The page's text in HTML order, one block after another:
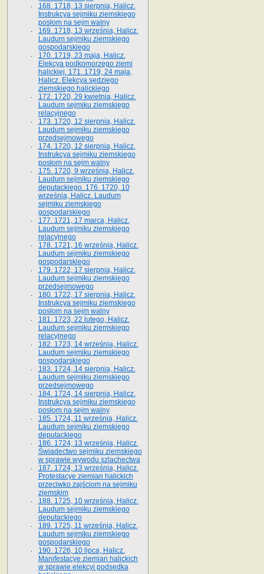
168. 1718, 13 sierpnia, Halicz.
Instrukcya sejmiku ziemskiego
posłom na sejm walny
169. 1718, 13 września, Halicz.
Laudum sejmiku ziemskiego
gospodarskiego
170. 1719, 23 maja, Halicz.
Elekcya podkomorzego ziemi
halickiej. 171. 1719, 24 maja,
Halicz. Elekcya sędziego
ziemskiego halickiego
172. 1720, 29 kwietnia, Halicz.
Laudum sejmiku ziemskiego
relacyjnego
173. 1720, 12 sierpnia, Halicz.
Laudum sejmiku ziemskiego
przedsejmowego
174. 1720, 12 sierpnia, Halicz.
Instrukcya sejmiku ziemskiego
posłom na sejm walny
175. 1720, 9 września, Halicz.
Laudum sejmiku ziemskiego
deputackiego. 176. 1720, 10
września, Halicz. Laudum
sejmiku ziemskiego
gospodarskiego
177. 1721, 17 marca, Halicz.
Laudum sejmiku ziemskiego
relacyjnego
178. 1721, 16 września, Halicz.
Laudum sejmiku ziemskiego
gospodarskiego
179. 1722, 17 sierpnia, Halicz.
Laudum sejmiku ziemskiego
przedsejmowego
180. 1722, 17 sierpnia, Halicz.
Instrukcya sejmiku ziemskiego
posłom na sejm walny
181. 1723, 22 lutego, Halicz.
Laudum sejmiku ziemskiego
relacyjnego
182. 1723, 14 września, Halicz.
Laudum sejmiku ziemskiego
gospodarskiego
183. 1724, 14 sierpnia, Halicz.
Laudum sejmiku ziemskiego
przedsejmowego
184. 1724, 14 sierpnia, Halicz.
Instrukcya sejmiku ziemskiego
posłom na sejm walny
185. 1724, 11 września, Halicz.
Laudum sejmiku ziemskiego
deputackiego
186. 1724, 13 września, Halicz.
Świadectwo sejmiku ziemskiego
w sprawie wywodu szlachectwa
187. 1724, 13 września, Halicz.
Protestacye ziemian halickich
przeciwko zajściom na sejmiku
ziemskim
188. 1725, 10 września, Halicz.
Laudum sejmiku ziemskiego
deputackiego
189. 1725, 11 września, Halicz.
Laudum sejmiku ziemskiego
gospodarskiego
190. 1726, 10 lipca, Halicz.
Manifestacye ziemian halickich
w sprawie elekcyi podsędka